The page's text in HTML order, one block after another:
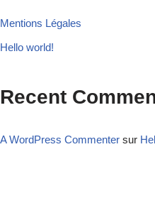
Mentions Légales
Hello world!
Recent
A WordPress Commenter sur